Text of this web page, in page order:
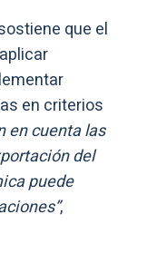
que el
en criterios
en cuenta las
del
puede
,